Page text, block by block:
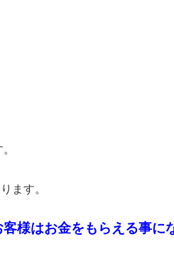
ます。
様はお金をもらえる事に